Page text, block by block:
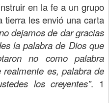
en la fe a un grupo
tierra les envió una carta
dejamos de dar gracias
la palabra de Dios que
no como palabra
es, palabra de
los creyentes”. 1